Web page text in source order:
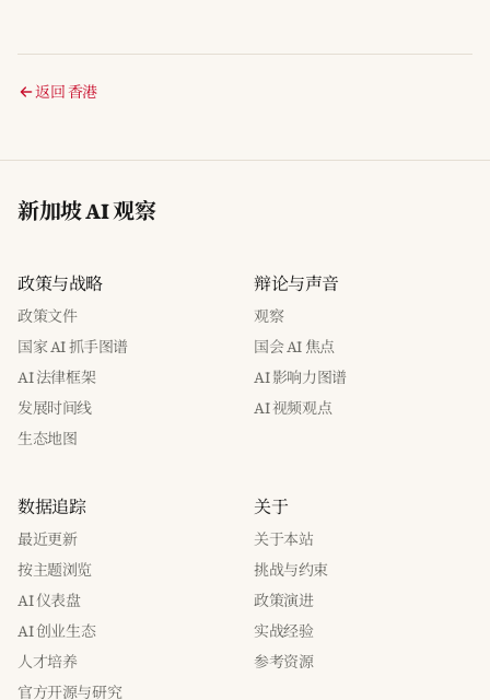
返回 香港
新加坡 AI 观察
政策与战略
政策文件
国家 AI 抓手图谱
AI 法律框架
发展时间线
生态地图
辩论与声音
观察
国会 AI 焦点
AI 影响力图谱
AI 视频观点
数据追踪
最近更新
按主题浏览
AI 仪表盘
AI 创业生态
人才培养
官方开源与研究
关于
关于本站
挑战与约束
政策演进
实战经验
参考资源